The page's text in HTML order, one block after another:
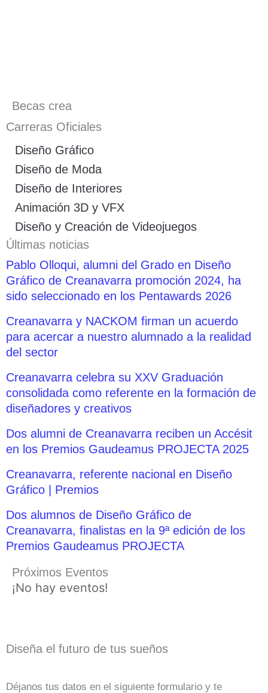
Becas crea
Carreras Oficiales
Diseño Gráfico
Diseño de Moda
Diseño de Interiores
Animación 3D y VFX
Diseño y Creación de Videojuegos
Últimas noticias
Pablo Olloqui, alumni del Grado en Diseño
Gráfico de Creanavarra promoción 2024, ha
sido seleccionado en los Pentawards 2026
Creanavarra y NACKOM firman un acuerdo
para acercar a nuestro alumnado a la realidad
del sector
Creanavarra celebra su XXV Graduación
consolidada como referente en la formación de
diseñadores y creativos
Dos alumni de Creanavarra reciben un Accésit
en los Premios Gaudeamus PROJECTA 2025
Creanavarra, referente nacional en Diseño
Gráfico | Premios
Dos alumnos de Diseño Gráfico de
Creanavarra, finalistas en la 9ª edición de los
Premios Gaudeamus PROJECTA
Próximos Eventos
¡No hay eventos!
Diseña el futuro de tus sueños
Déjanos tus datos en el siguiente formulario y te